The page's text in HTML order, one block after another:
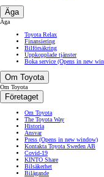
Äga
Äga
Toyota Relax
Finansiering
Bilförsäkring
Uppkopplade tjänster
Boka service (Opens in new
Om Toyota
Om Toyota
Företaget
Om Toyota
The Toyota Way
Historia
Ansvar
Press (Opens in new window)
Kontakta Toyota Sweden AB
Covid-19
KINTO Share
Bilsäkerhet
Bilägande